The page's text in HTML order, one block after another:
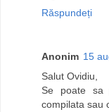
Răspundeți
Anonim 15
Salut Ovidiu,
Se poate sa
compilata sau